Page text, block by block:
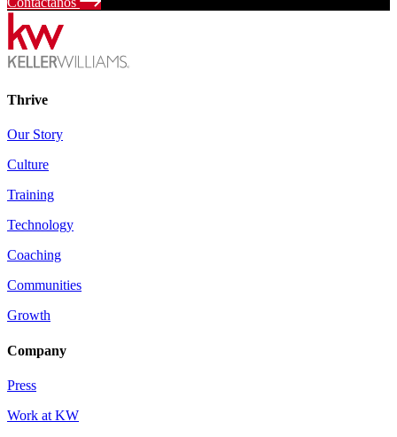
Thrive
Our Story
Culture
Training
Technology
Coaching
Communities
Growth
Company
Press
Work at KW